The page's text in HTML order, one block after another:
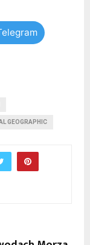
GEOGRAPHIC